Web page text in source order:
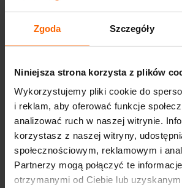
Zgoda Szczegóły
Niniejsza strona korzysta z plików
Wykorzystujemy pliki cookie do
i reklam, aby oferować funkcje
analizować ruch w naszej witrynie.
korzystasz z naszej witryny,
społecznościowym, reklamowym i
Partnerzy mogą połączyć te
otrzymanymi od Ciebie lub